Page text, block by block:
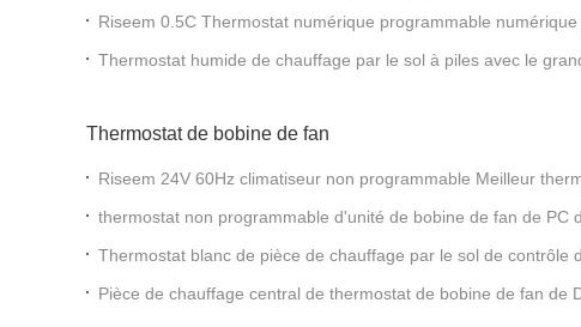
Riseem 0.5C Thermostat numérique programmable
Thermostat humide de chauffage par le sol à piles avec le
Thermostat de bobine de fan
Riseem 24V 60Hz climatiseur non programmable Meilleur
thermostat non programmable d'unité de bobine de fan de PC
Thermostat blanc de pièce de chauffage par le sol de contrôle
Pièce de chauffage central de thermostat de bobine de fan de